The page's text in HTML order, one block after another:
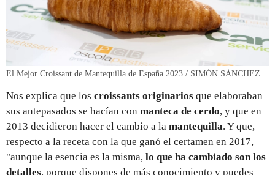
El Mejor Croissant de Mantequilla de España 2023 / SIMÓN SÁNCHEZ
Nos explica que los croissants originarios que elaboraban
sus antepasados se hacían con manteca de cerdo, y que en
2013 decidieron hacer el cambio a la mantequilla. Y que,
respecto a la receta con la que ganó el certamen en 2017,
"aunque la esencia es la misma, lo que ha cambiado son los
detalles, porque dispones de más conocimiento y puedes